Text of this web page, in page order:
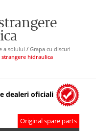
a solului / Grapa cu discuri
strangere hidraulica
dealeri oficiali
Original spare parts